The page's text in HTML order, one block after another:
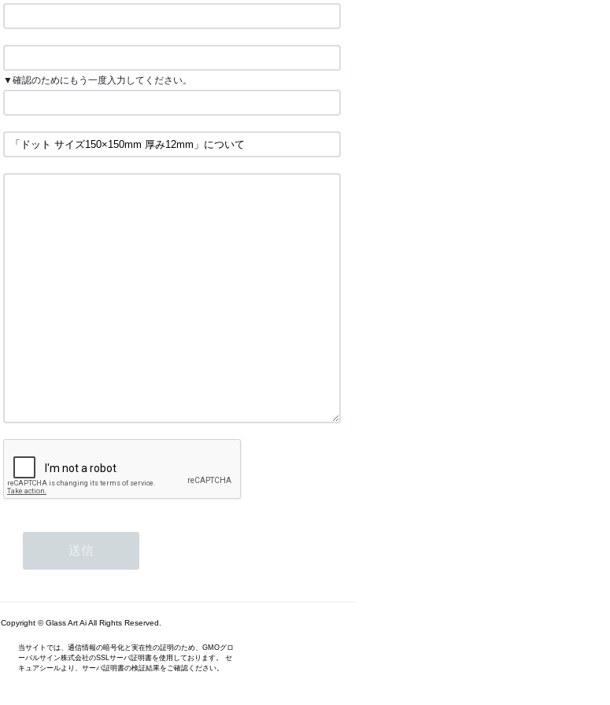
▼確認のためにもう一度入力してください。
Copyright © Glass Art Ai All Rights Reserved.
当サイトでは、通信情報の暗号化と実在性の証明のため、GMOグロ
ーバルサイン株式会社のSSLサーバ証明書を使用しております。 セ
キュアシールより、サーバ証明書の検証結果をご確認ください。